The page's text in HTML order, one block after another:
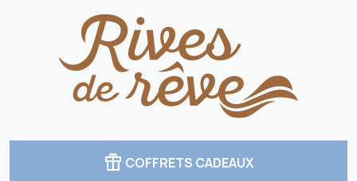
featured_seasonal_and_gifts COFFRETS CADEAUX